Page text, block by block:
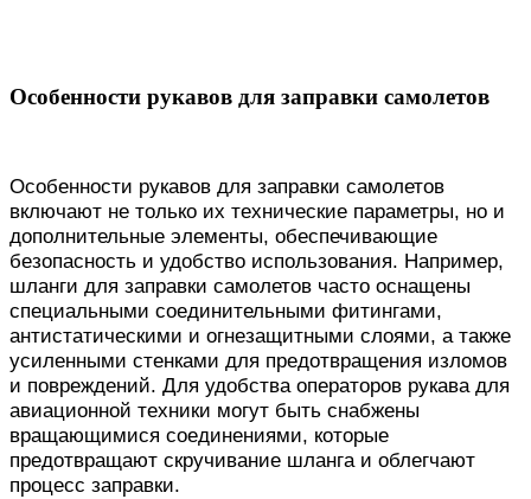
Особенности рукавов для заправки самолетов
Особенности рукавов для заправки самолетов
включают не только их технические параметры, но и
дополнительные элементы, обеспечивающие
безопасность и удобство использования. Например,
шланги для заправки самолетов часто оснащены
специальными соединительными фитингами,
антистатическими и огнезащитными слоями, а также
усиленными стенками для предотвращения изломов
и повреждений. Для удобства операторов рукава для
авиационной техники могут быть снабжены
вращающимися соединениями, которые
предотвращают скручивание шланга и облегчают
процесс заправки.